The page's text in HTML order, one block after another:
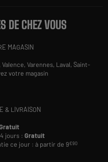
DE CHEZ VOUS
MAGASIN
Valence,Varennes, Laval,Saint-
votre magasin
& LIVRAISON
4 jours :Gratuit
ce jour : à partir de 9€90